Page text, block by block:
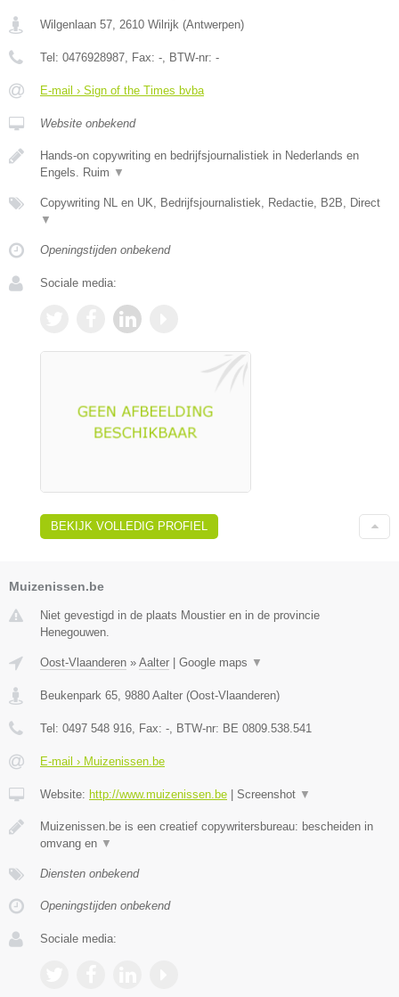
Wilgenlaan 57 2610 Wilrijk (Antwerpen)
Tel: 0476928987 , Fax: - , BTW-nr: -
E-mail › Sign of the Times bvba
Website onbekend
Hands-on copywriting en bedrijfsjournalistiek in Nederlands en
Engels. Ruim ▼
Copywriting NL en UK, Bedrijfsjournalistiek, Redactie, B2B, Direct
▼
Openingstijden onbekend
Sociale media:
BEKIJK VOLLEDIG PROFIEL
Muizenissen.be
Niet gevestigd in de plaats Moustier en in de provincie
Henegouwen.
Oost-Vlaanderen » Aalter | Google maps ▼
Beukenpark 65 9880 Aalter (Oost-Vlaanderen)
Tel: 0497 548 916 , Fax: - , BTW-nr: BE 0809.538.541
E-mail › Muizenissen.be
Website: http://www.muizenissen.be | Screenshot ▼
Muizenissen.be is een creatief copywritersbureau: bescheiden in
omvang en ▼
Diensten onbekend
Openingstijden onbekend
Sociale media: